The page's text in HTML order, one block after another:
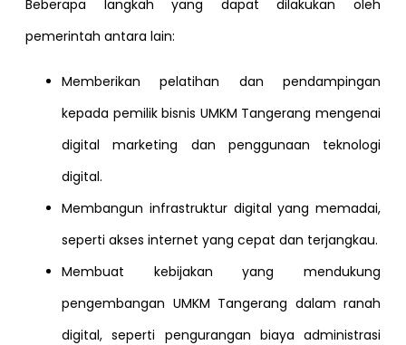
Beberapa langkah yang dapat dilakukan oleh
pemerintah antara lain:
Memberikan pelatihan dan pendampingan
kepada pemilik bisnis UMKM Tangerang mengenai
digital marketing dan penggunaan teknologi
digital.
Membangun infrastruktur digital yang memadai,
seperti akses internet yang cepat dan terjangkau.
Membuat kebijakan yang mendukung
pengembangan UMKM Tangerang dalam ranah
digital, seperti pengurangan biaya administrasi